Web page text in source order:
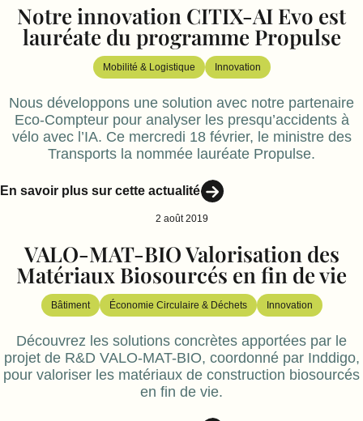
Notre innovation CITIX‑AI Evo est
lauréate du programme Propulse
Mobilité & Logistique Innovation
Nous développons une solution avec notre partenaire
Eco-Compteur pour analyser les presqu’accidents à
vélo avec l’IA. Ce mercredi 18 février, le ministre des
Transports la nommée lauréate Propulse.
En savoir plus sur cette actualité
2 août 2019
VALO-MAT-BIO Valorisation des
Matériaux Biosourcés en fin de vie
Bâtiment Économie Circulaire & Déchets Innovation
Découvrez les solutions concrètes apportées par le
projet de R&D VALO-MAT-BIO, coordonné par Inddigo,
pour valoriser les matériaux de construction biosourcés
en fin de vie.